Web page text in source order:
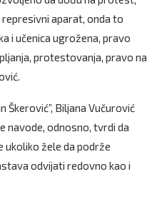
aparat, onda to
i učenica ugrožena, pravo
protestovanja, pravo na
Škerović”, Biljana Vučurović
navode, odnosno, tvrdi da
ukoliko žele da podrže
odvijati redovno kao i